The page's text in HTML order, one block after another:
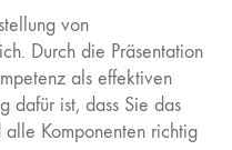
von
Durch die Präsentation
als effektiven
dafür ist, dass Sie das
alle Komponenten richtig